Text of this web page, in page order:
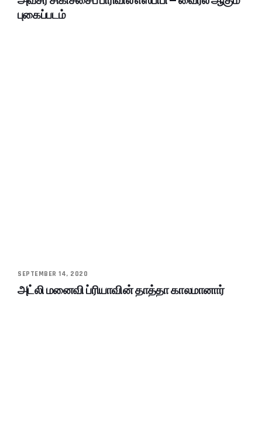
புகைப்படம்
SEPTEMBER 14, 2020
அட்லி மனைவி ப்ரியாவின் தாத்தா காலமானார்